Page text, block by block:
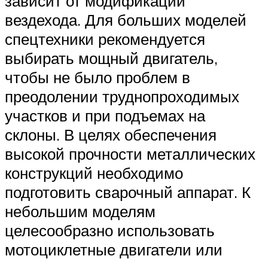
вездехода. Для больших моделей
спецтехники рекомендуется
выбирать мощный двигатель,
чтобы не было проблем в
преодолении труднопроходимых
участков и при подъемах на
склоны. В целях обеспечения
высокой прочности металлических
конструкций необходимо
подготовить сварочный аппарат. К
небольшим моделям
целесообразно использовать
мотоциклетные двигатели или